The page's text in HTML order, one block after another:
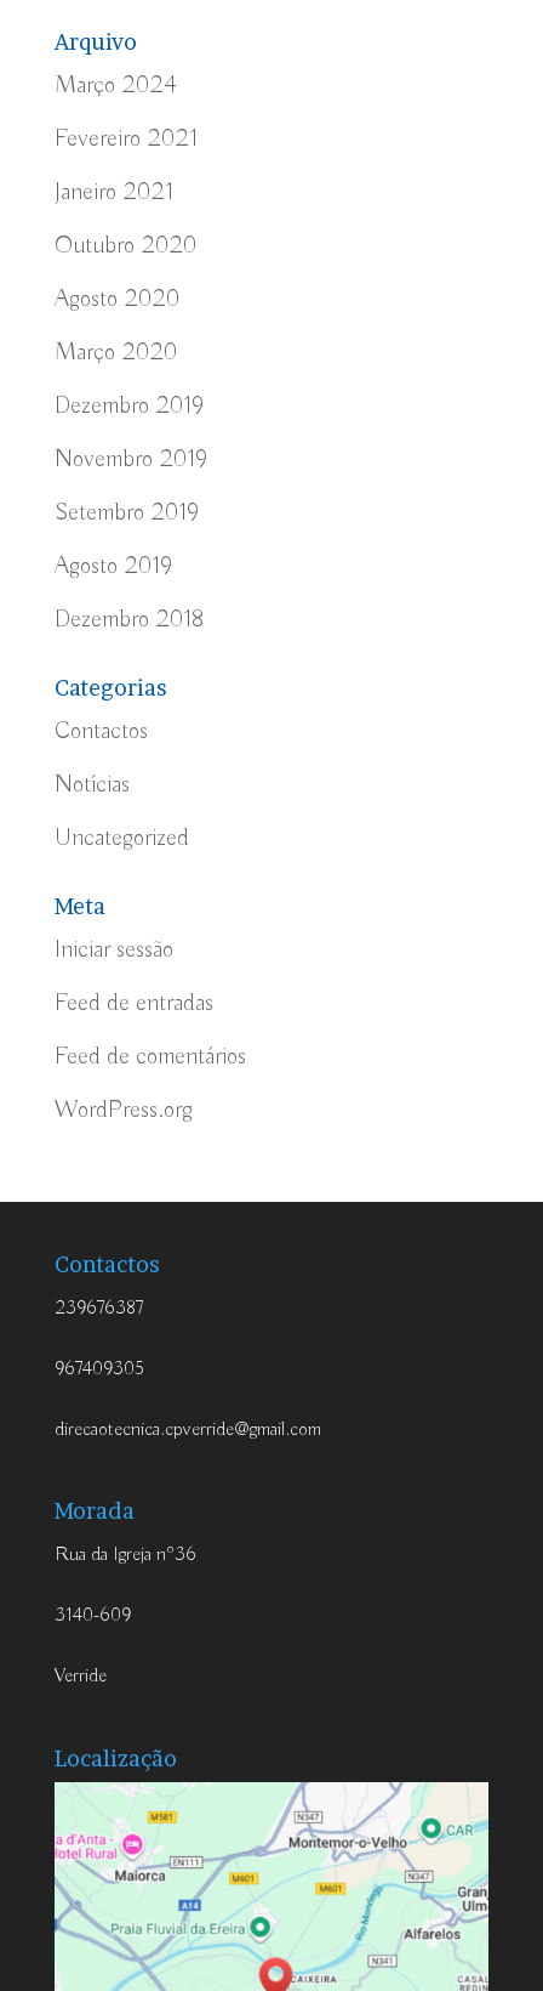
Arquivo
Março 2024
Fevereiro 2021
Janeiro 2021
Outubro 2020
Agosto 2020
Março 2020
Dezembro 2019
Novembro 2019
Setembro 2019
Agosto 2019
Dezembro 2018
Categorias
Contactos
Notícias
Uncategorized
Meta
Iniciar sessão
Feed de entradas
Feed de comentários
WordPress.org
Contactos
239676387
967409305
direcaotecnica.cpverride@gmail.com
Morada
Rua da Igreja nº36
3140-609
Verride
Localização